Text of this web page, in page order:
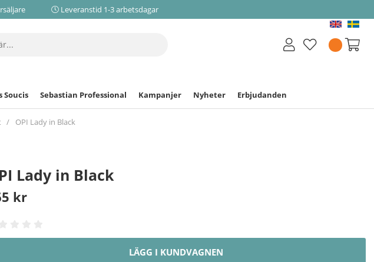
Leveranstid 1-3 arbetsdagar
Soucis Sebastian Professional Kampanjer Nyheter Erbjudanden
OPI Lady in Black
Lady in Black
kr
LÄGG I KUNDVAGNEN